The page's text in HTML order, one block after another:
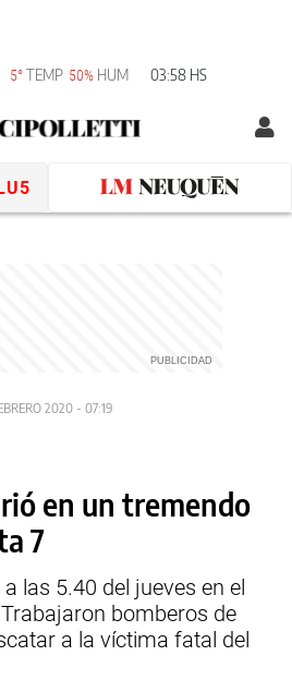
5°TEMP 50% HUM 03:58 HS
2020 - 07:19
en un tremendo
7
las 5.40 del jueves en el
bomberos de
a la víctima fatal del